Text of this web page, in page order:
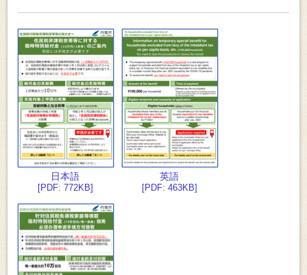
日本語
[PDF: 772KB]
英語
[PDF: 463KB]